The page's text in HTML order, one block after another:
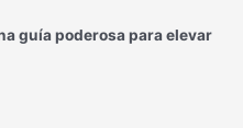
guía poderosa para elevar